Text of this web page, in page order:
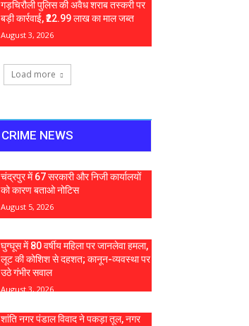
गड़चिरौली पुलिस की अवैध शराब तस्करी पर
बड़ी कार्रवाई, ₹22.99 लाख का माल जब्त
August 3, 2026
Load more
CRIME NEWS
चंद्रपुर में 67 सरकारी और निजी कार्यालयों
को कारण बताओ नोटिस
August 5, 2026
घुग्घूस में 80 वर्षीय महिला पर जानलेवा हमला,
लूट की कोशिश से दहशत; कानून-व्यवस्था पर
उठे गंभीर सवाल
August 3, 2026
शांति नगर पंडाल विवाद ने पकड़ा तूल, नगर